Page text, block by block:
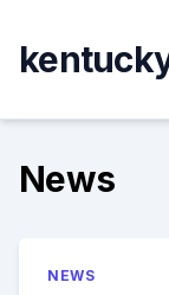
content
News
NEWS